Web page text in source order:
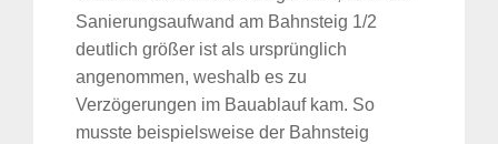
Sanierungsaufwand am Bahnsteig 1/2
deutlich größer ist als ursprünglich
angenommen, weshalb es zu
Verzögerungen im Bauablauf kam. So
musste beispielsweise der Bahnsteig